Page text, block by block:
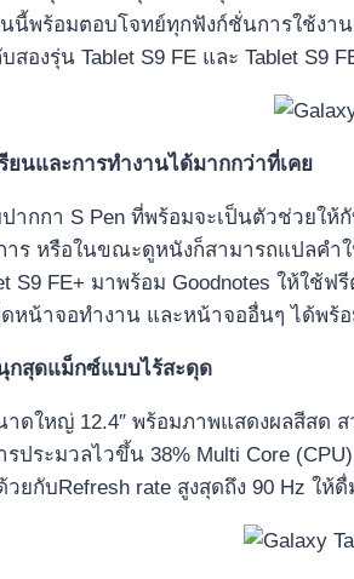
นี้พร้อมตอบโจทย์ทุกฟังก์ชั่นการใช้งา
องรุ่น Tablet S9 FE และ Tablet S9
ยนและการทำงานได้มากกว่าที่เคย
ปากกา S Pen ที่พร้อมจะเป็นตัวช่วย
ร หรือในขณะดูหนังก็สามารถแปลค
S9 FE+ มาพร้อม Goodnotes ให้ใ
ดหน้าจอทำงาน และหน้าจออื่นๆ ได้พ
กสุดแม็กซ์แบบไร้สะดุด
าดใหญ่ 12.4″ พร้อมภาพแสดงผลสีส
ประมวลไวขึ้น 38% Multi Core
ยกับRefresh rate สูงสุดถึง 90 Hz ใ